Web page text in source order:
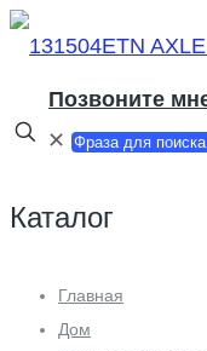
Позвоните
✕
Каталог
Главная
Дом